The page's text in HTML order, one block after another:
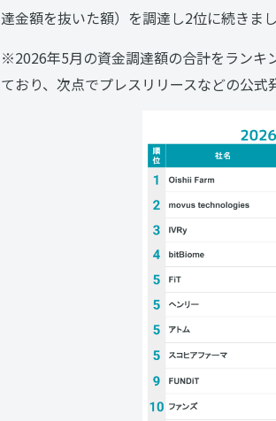
達金額を抜いた額）を調達し2位に続きまし
※2026年5月の資金調達額の合計をランキ
ており、次点でプレスリリースなどの公式